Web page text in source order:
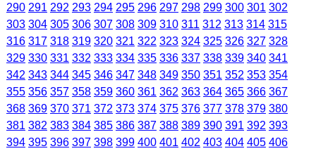
290 291 292 293 294 295 296 297 298 299 300 301 302
303 304 305 306 307 308 309 310 311 312 313 314 315
316 317 318 319 320 321 322 323 324 325 326 327 328
329 330 331 332 333 334 335 336 337 338 339 340 341
342 343 344 345 346 347 348 349 350 351 352 353 354
355 356 357 358 359 360 361 362 363 364 365 366 367
368 369 370 371 372 373 374 375 376 377 378 379 380
381 382 383 384 385 386 387 388 389 390 391 392 393
394 395 396 397 398 399 400 401 402 403 404 405 406